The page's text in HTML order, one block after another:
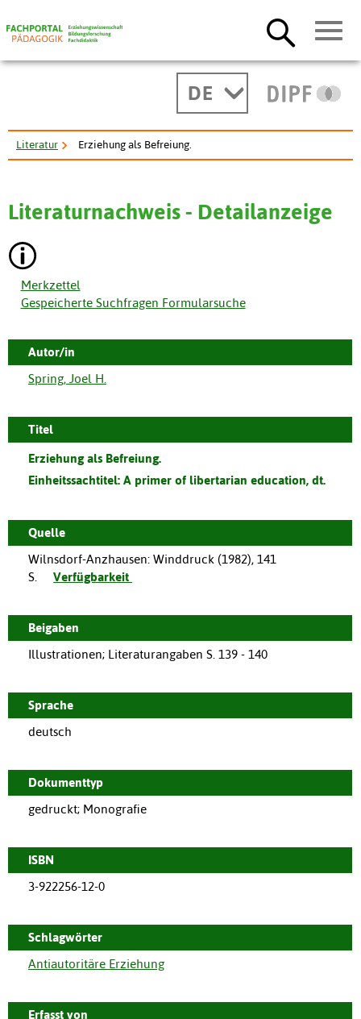
DE
Literatur Erziehung als Befreiung.
Literaturnachweis - Detailanzeige
Merkzettel
Gespeicherte Suchfragen Formularsuche
Autor/in
Spring, Joel H.
Titel
Erziehung als Befreiung.
Einheitssachtitel: A primer of libertarian education, dt.
Quelle
Wilnsdorf-Anzhausen: Winddruck (1982), 141
S.
Verfügbarkeit
Beigaben
Illustrationen; Literaturangaben S. 139 - 140
Sprache
deutsch
Dokumenttyp
gedruckt; Monografie
ISBN
3-922256-12-0
Schlagwörter
Antiautoritäre Erziehung
Erfasst von